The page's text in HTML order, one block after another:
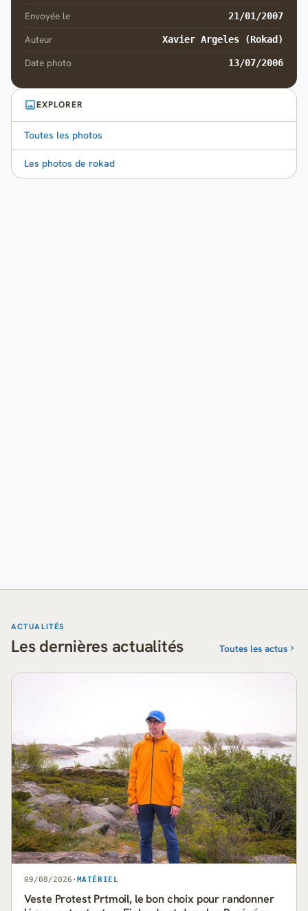
Envoyée le 21/01/2007
Auteur Xavier Argeles (Rokad)
Date photo 13/07/2006
EXPLORER
Toutes les photos
Les photos de rokad
ACTUALITÉS
Les dernières actualités Toutes les actus
09/08/2026 · MATÉRIEL
Veste Protest Prtmoil, le bon choix pour randonner